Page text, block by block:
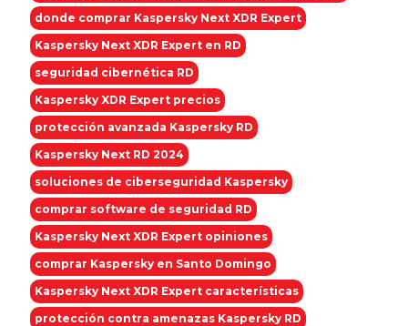
donde comprar Kaspersky Next XDR Expert
Kaspersky Next XDR Expert en RD
seguridad cibernética RD
Kaspersky XDR Expert precios
protección avanzada Kaspersky RD
Kaspersky Next RD 2024
soluciones de ciberseguridad Kaspersky
comprar software de seguridad RD
Kaspersky Next XDR Expert opiniones
comprar Kaspersky en Santo Domingo
Kaspersky Next XDR Expert características
protección contra amenazas Kaspersky RD